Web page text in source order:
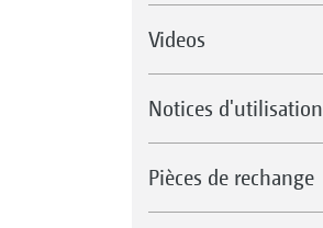
Videos
Notices d'utilisation
Pièces de rechange